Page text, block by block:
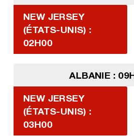
NEW JERSEY
(ÉTATS-UNIS) :
02H00
ALBANIE :
NEW JERSEY
(ÉTATS-UNIS) :
03H00